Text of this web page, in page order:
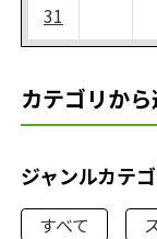
31
カテゴリか
ジャンルカテ
すべて